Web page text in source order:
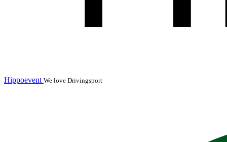
Hippoevent We love Drivingsport